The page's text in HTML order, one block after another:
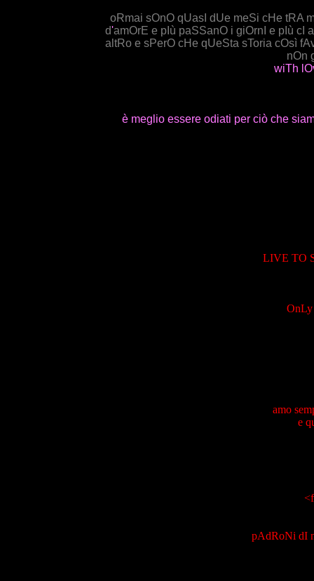
oRmai sOnO qUasI dUe meSi cHe tRA
d'amOrE e pIù paSSanO i giOrnI e pIù cI
altRo e sPerO cHe qUeSta sToria cOsì
nOn
wiTh
è meglio essere odiati per ciò che
LIVE TO
amo
e
pAdRoNi dI